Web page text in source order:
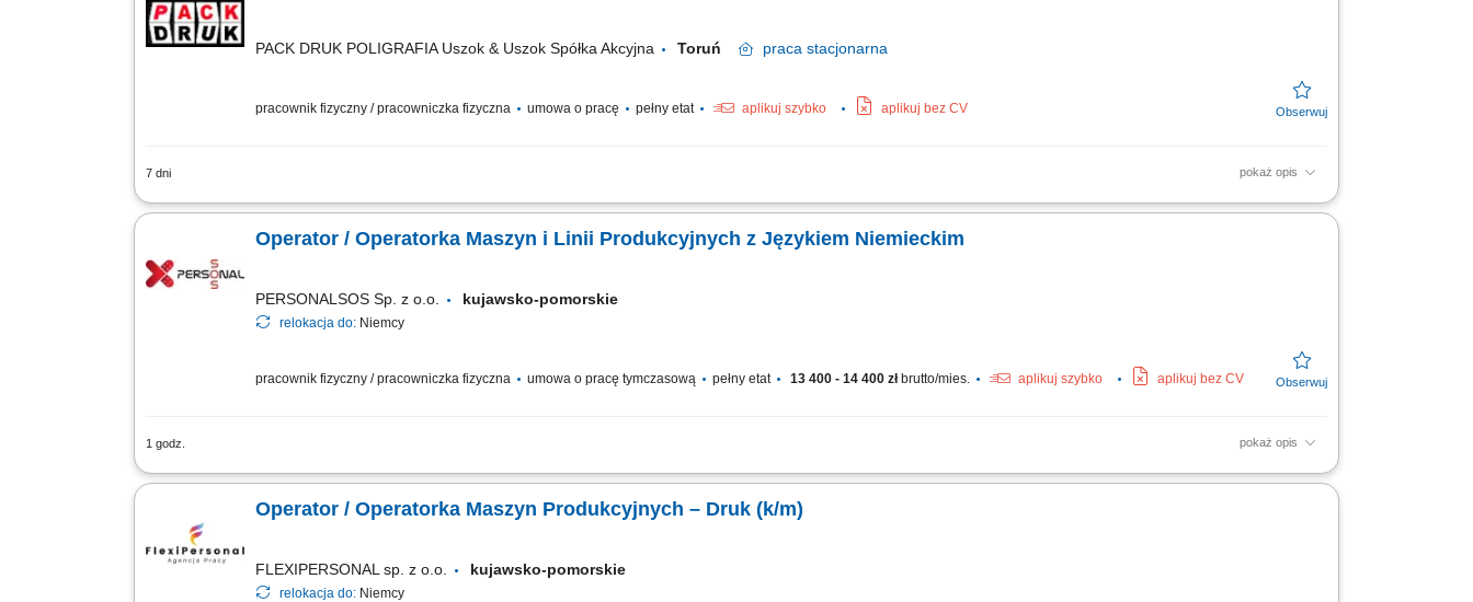
PACK DRUK POLIGRAFIA Uszok & Uszok Spółka Akcyjna Toruń praca stacjonarna
pracownik fizyczny / pracowniczka fizyczna umowa o pracę pełny etat aplikuj szybko aplikuj bez CV
7 dni pokaż opis
Zadania: Obsługa maszyn i urządzeń produkcyjnych, Kontrola jakości wyrobów, Dbanie o porządek na stanowisku pracy.
Operator / Operatorka Maszyn i Linii Produkcyjnych z Językiem Niemieckim
PERSONALSOS Sp. z o.o. kujawsko-pomorskie
relokacja do: Niemcy
pracownik fizyczny / pracowniczka fizyczna umowa o pracę tymczasową pełny etat 13 400 - 14 400 złbrutto/mies. aplikuj szybko aplikuj bez CV
1 godz. pokaż opis
Opis stanowiska: Bieżąca obsługa i nadzorowanie pracy zaawansowanych urządzeń przemysłowych w tym maszyn mielących, dozujących oraz pras produkcyjnych.
Operator / Operatorka Maszyn Produkcyjnych – Druk (k/m)
FLEXIPERSONAL sp. z o.o. kujawsko-pomorskie
relokacja do: Niemcy